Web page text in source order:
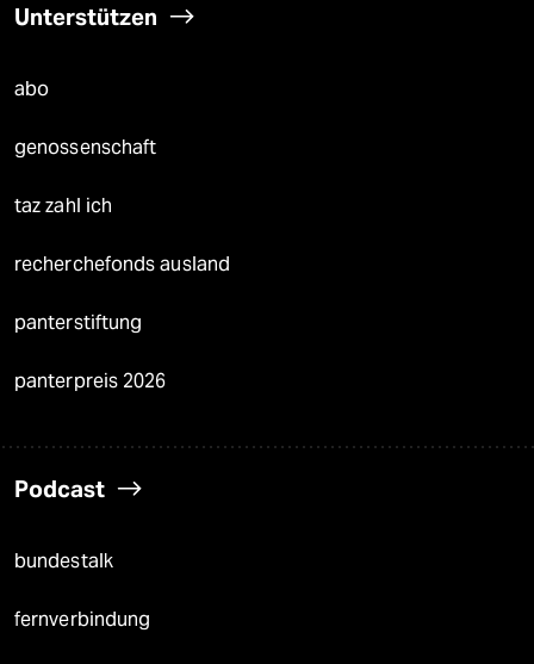
Unterstützen
abo
genossenschaft
taz zahl ich
recherchefonds ausland
panterstiftung
panterpreis 2026
Podcast
bundestalk
fernverbindung